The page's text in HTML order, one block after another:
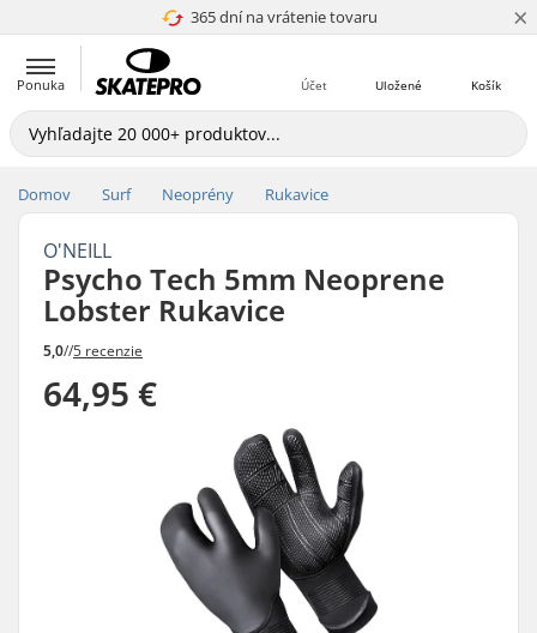
365 dní na vrátenie tovaru
4.8 z 5 ×
Ponuka Košík
Uložené
Účet
Domov Surf Neoprény Rukavice
O'NEILL
Psycho Tech 5mm Neoprene
Lobster Rukavice
5,0//5 recenzie
64,95 €